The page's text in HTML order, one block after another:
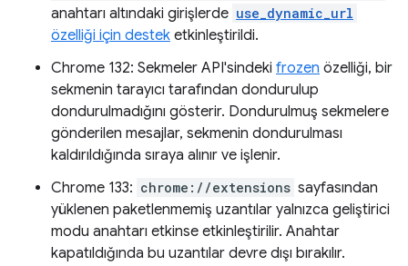
anahtarı altındaki girişlerde use_dynamic_url
özelliği için destek etkinleştirildi.
Chrome 132: Sekmeler API'sindeki frozen özelliği, bir
sekmenin tarayıcı tarafından dondurulup
dondurulmadığını gösterir. Dondurulmuş sekmelere
gönderilen mesajlar, sekmenin dondurulması
kaldırıldığında sıraya alınır ve işlenir.
Chrome 133: chrome://extensions sayfasından
yüklenen paketlenmemiş uzantılar yalnızca geliştirici
modu anahtarı etkinse etkinleştirilir. Anahtar
kapatıldığında bu uzantılar devre dışı bırakılır.